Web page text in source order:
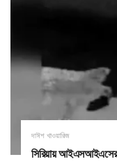
দাঈশ খাওয়ারিজ
সিরিয়ায় আইএসআইএসের